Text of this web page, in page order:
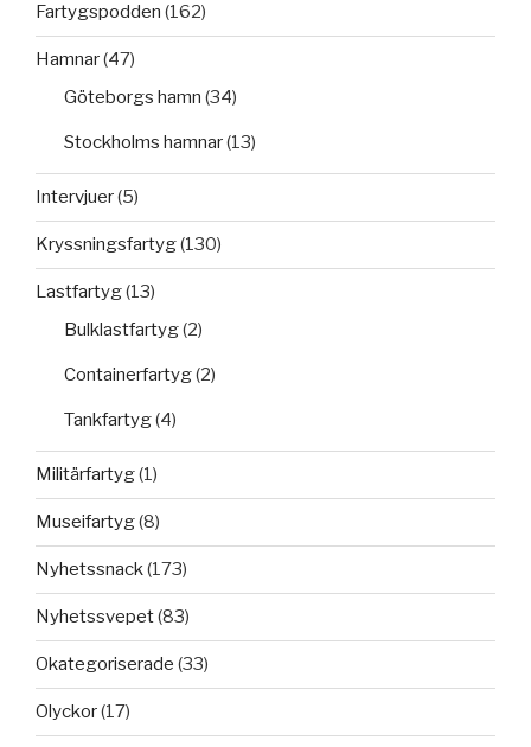
Fartygspodden (162)
Hamnar(47)
Göteborgs hamn (34)
Stockholms hamnar(13)
Intervjuer(5)
Kryssningsfartyg(130)
Lastfartyg(13)
Bulklastfartyg(2)
Containerfartyg(2)
Tankfartyg(4)
Militärfartyg(1)
Museifartyg(8)
Nyhetssnack(173)
Nyhetssvepet(83)
Okategoriserade (33)
Olyckor(17)